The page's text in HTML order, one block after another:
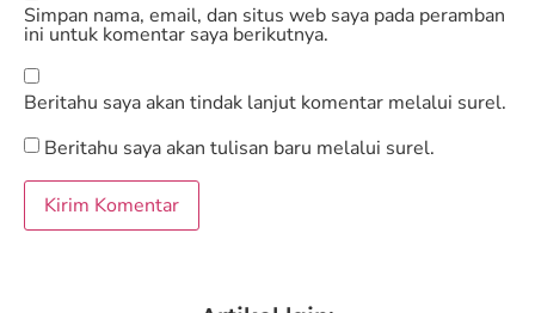
Simpan nama, email, dan situs web saya pada peramban
ini untuk komentar saya berikutnya.
Beritahu saya akan tindak lanjut komentar melalui surel.
Beritahu saya akan tulisan baru melalui surel.